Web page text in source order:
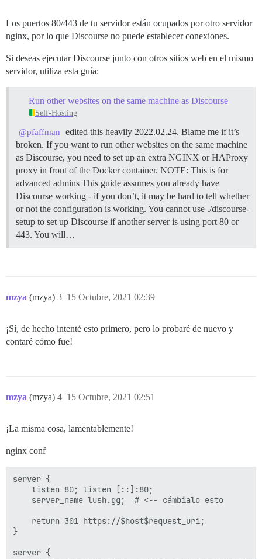
Los puertos 80/443 de tu servidor están ocupados por otro servidor
nginx, por lo que Discourse no puede establecer conexiones.
Si deseas ejecutar Discourse junto con otros sitios web en el mismo
servidor, utiliza esta guía:
Run other websites on the same machine as Discourse
Self-Hosting
@pfaffman
edited this heavily 2022.02.24. Blame me if it’s
broken. If you want to run other websites on the same machine
as Discourse, you need to set up an extra NGINX or HAProxy
proxy in front of the Docker container. NOTE: This is for
advanced admins This guide assumes you already have
Discourse working - if you don’t, it may be hard to tell whether
or not the configuration is working. You cannot use ./discourse-
setup to set up Discourse if another server is using port 80 or
443. You will…
mzya (mzya) 15 Octubre, 2021 02:39
3
¡Sí, de hecho intenté esto primero, pero lo probaré de nuevo y
contaré cómo fue!
mzya (mzya) 15 Octubre, 2021 02:51
4
¡La misma cosa, lamentablemente!
nginx conf
server {
    listen 80; listen [::]:80;
    server_name lush.gg;  # <-- cámbialo esto
    return 301 https://$host$request_uri;
}
server {